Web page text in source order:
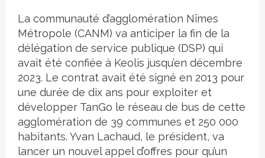
La communauté d’agglomération Nîmes
Métropole (CANM) va anticiper la fin de la
délégation de service publique (DSP) qui
avait été confiée à Keolis jusqu’en décembre
2023. Le contrat avait été signé en 2013 pour
une durée de dix ans pour exploiter et
développer TanGo le réseau de bus de cette
agglomération de 39 communes et 250 000
habitants. Yvan Lachaud, le président, va
lancer un nouvel appel d’offres pour qu’un